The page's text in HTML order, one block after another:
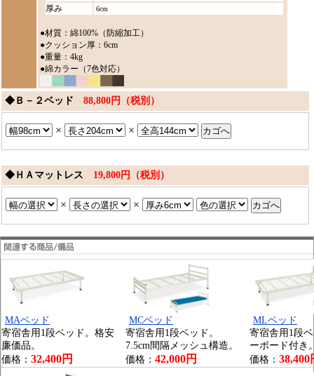
厚み 6cm
●材質：綿100%（防縮加工）
●クッション厚：6cm
●重量：4kg
●綿カラー（7色対応）
◆Ｂ－２ベッド 88,800円（税別）
× ×
◆ＨＡマットレス 19,800円（税別）
× ×
MAベッド
寄宿舎用1段ベッド。格安
廉価品。
価格： 32,400円
MCベッド
寄宿舎用1段ベッド。
7.5cm間隔メッシュ構造。
価格： 42,000円
MLベッド
寄宿舎用1段
ーボード付き
価格： 38,400